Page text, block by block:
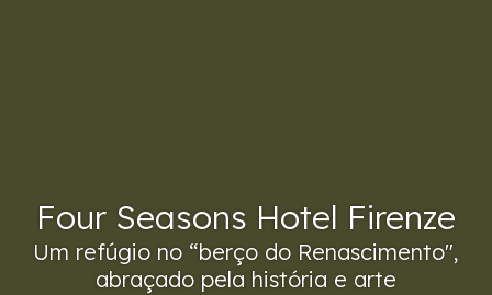
Four Seasons Hotel Firenze
Um refúgio no “berço do Renascimento",
abraçado pela história e arte